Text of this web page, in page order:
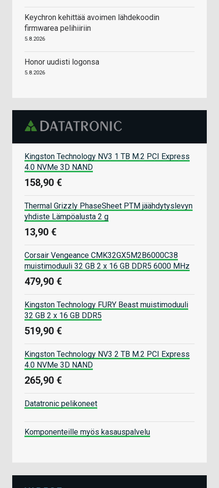
Keychron kehittää avoimen lähdekoodin
firmwarea pelihiiriin
5.8.2026
Honor uudisti logonsa
5.8.2026
Kingston Technology NV3 1 TB M.2 PCI Express
4.0 NVMe 3D NAND
158,90 €
Thermal Grizzly PhaseSheet PTM jäähdytyslevyn
yhdiste Lämpöalusta 2 g
13,90 €
Corsair Vengeance CMK32GX5M2B6000C38
muistimoduuli 32 GB 2 x 16 GB DDR5 6000 MHz
479,90 €
Kingston Technology FURY Beast muistimoduuli
32 GB 2 x 16 GB DDR5
519,90 €
Kingston Technology NV3 2 TB M.2 PCI Express
4.0 NVMe 3D NAND
265,90 €
Datatronic pelikoneet
Komponenteille myös kasauspalvelu